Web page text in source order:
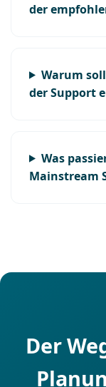
der
Warum
der Support
Was
Mainstream
Der